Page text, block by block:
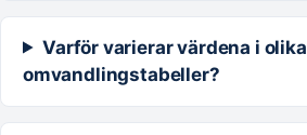
Varför varierar värdena i olika
omvandlingstabeller?